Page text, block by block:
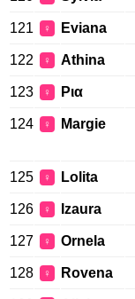
121 ♀ Eviana
122 ♀ Athina
123 ♀ Ρια
124 ♀ Margie
125 ♀ Lolita
126 ♀ Izaura
127 ♀ Ornela
128 ♀ Rovena